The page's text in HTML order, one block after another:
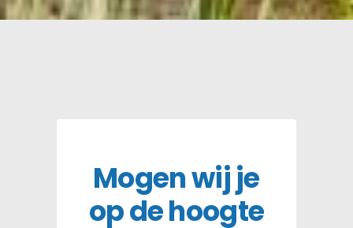
Mogen wij je
op de hoogte